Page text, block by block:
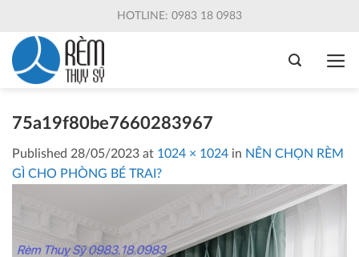
content
HOTLINE: 0983 18 0983
75a19f80be7660283967
Published 28/05/2023 at 1024 × 1024 in NÊN CHỌN RÈM
GÌ CHO PHÒNG BÉ TRAI?